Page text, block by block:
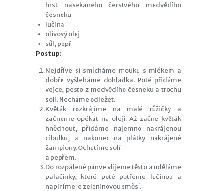
hrst nasekaného čerstvého medvědího
česneku
lučina
olivový olej
sůl, pepř
Postup:
Nejdříve si smícháme mouku s mlékem a
dobře vyšleháme dohladka. Poté přidáme
vejce, pesto z medvědího česneku a trochu
soli. Necháme odležet.
Květák rozkrájíme na malé růžičky a
začneme opékat na oleji. Až začne květák
hnědnout, přidáme najemno nakrájenou
cibulku, a nakonec na plátky nakrájené
žampiony. Ochutíme solí
a pepřem.
Do rozpálené pánve vlijeme těsto a uděláme
palačinky, které poté potřeme lučinou a
naplníme je zeleninovou směsí.